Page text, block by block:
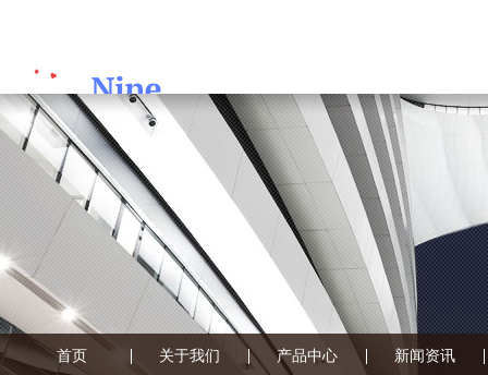
首页 关于我们 产品中心 新闻资讯